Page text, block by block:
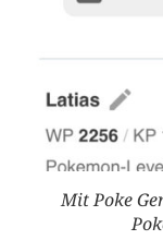
Mit Poke